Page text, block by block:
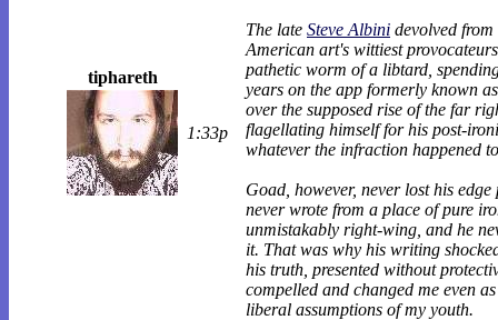
tiphareth
1:33p
The late Steve Albini devolved
American art's wittiest
pathetic worm of a libtard,
years on the app formerly known
over the supposed rise of the far
flagellating himself for his post-
whatever the infraction happened
Goad, however, never lost his edge
never wrote from a place of pure
unmistakably right-wing, and he
it. That was why his writing
his truth, presented without
compelled and changed me even
liberal assumptions of my youth.